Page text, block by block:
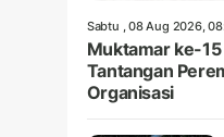
Sabtu , 08 Aug 2026,
Muktamar ke-
Tantangan
Organisasi